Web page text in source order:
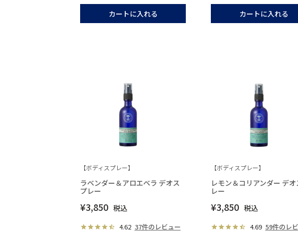
カートに入れる カートに入れる
【ボディスプレー】
ラベンダー＆アロエベラ デオス
プレー
¥3,850 税込
4.62 37件のレビュー
【ボディスプレー】
レモン＆コリアンダー デ
レー
¥3,850 税込
4.69 59件のレ